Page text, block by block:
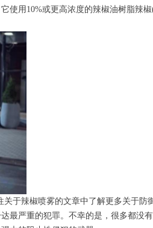
用10%或更高浓度的辣椒油树脂辣
于辣椒喷雾的文章中了解更多关于防
最严重的犯罪。不幸的是，很多都没